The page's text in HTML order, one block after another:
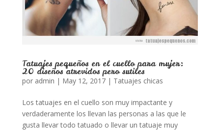
Tatuajes pequeños en el cuello para mujer:
20 diseños atrevidos pero sutiles
por admin | May 12, 2017| Tatuajes chicas
Los tatuajes en el cuello son muy impactante y
verdaderamente los llevan las personas a las que le
gusta llevar todo tatuado o llevar un tatuaje muy